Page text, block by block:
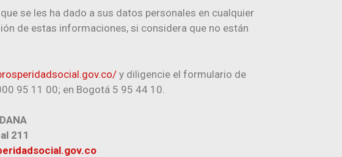
se les ha dado a sus datos personales en cualquier
de estas informaciones, si considera que no están
y diligencie el formulario de
95 11 00; en Bogotá 5 95 44 10.
211